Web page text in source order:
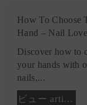
How To Choose
Hand – Nail
Discover how to
your hands with
nails,...
ビュー article